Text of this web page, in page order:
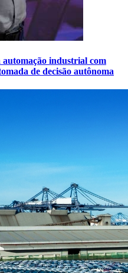
industrial com
de decisão autônoma